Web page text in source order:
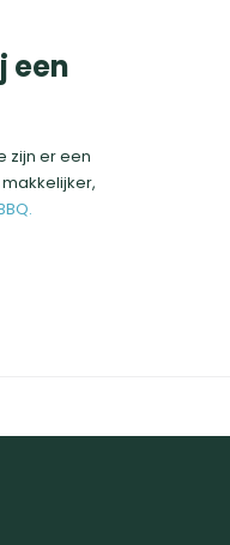
een
zijn er een